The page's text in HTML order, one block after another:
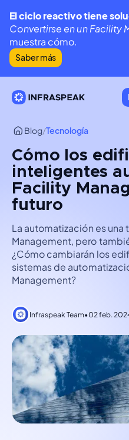
El ciclo reactivo tiene
Convertirse en un Facility
muestra cómo.
Saber más
Blog/Tecnología
Cómo los
inteligentes
Facility
futuro
La automatización es
Management, pero
¿Cómo cambiarán los
sistemas de
Management?
Infraspeak Team•02 feb.